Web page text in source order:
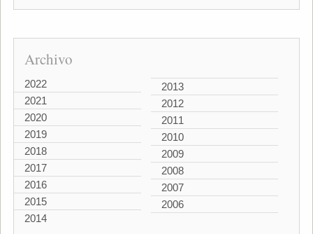
Archivo
2022
2021
2020
2019
2018
2017
2016
2015
2014
2013
2012
2011
2010
2009
2008
2007
2006